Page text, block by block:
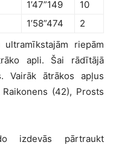
1’47”149
10
1’58”474
2
riepām
apli. Šai rādītājā
Vairāk ātrākos apļus
(42), Prosts
izdevās pārtraukt